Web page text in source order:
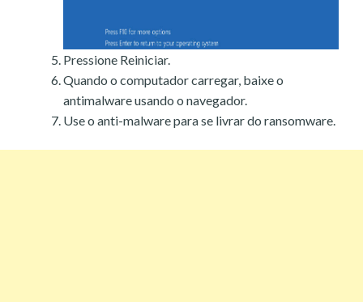
Pressione Reiniciar.
Quando o computador carregar, baixe o
antimalware usando o navegador.
Use o anti-malware para se livrar do ransomware.